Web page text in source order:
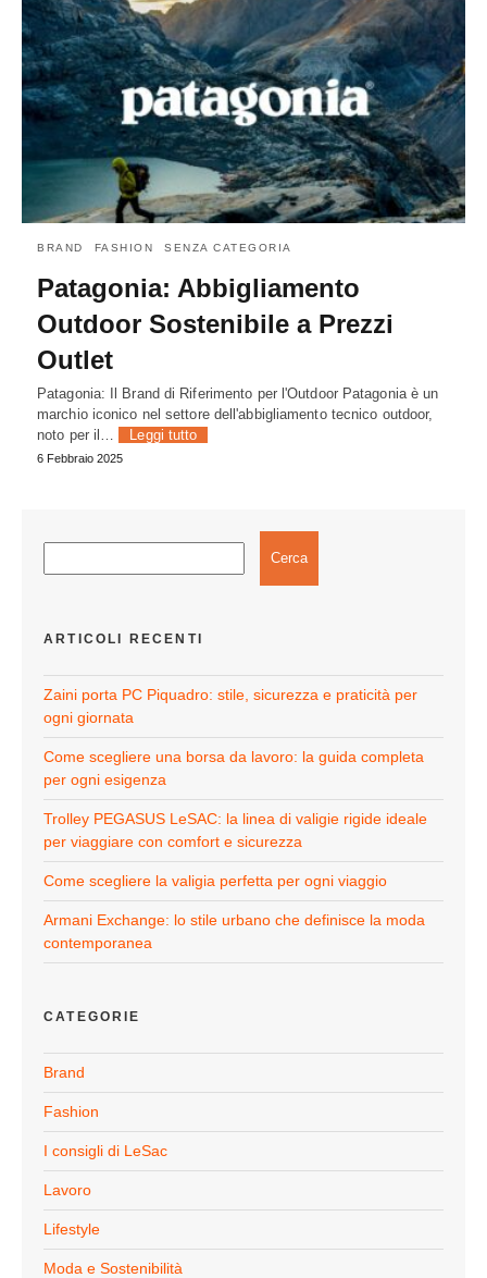
BRAND FASHION SENZA CATEGORIA
Patagonia: Abbigliamento
Outdoor Sostenibile a Prezzi
Outlet
Patagonia: Il Brand di Riferimento per l'Outdoor Patagonia è un
marchio iconico nel settore dell'abbigliamento tecnico outdoor,
noto per il…
Leggi tutto
6 Febbraio 2025
Cerca
ARTICOLI RECENTI
Zaini porta PC Piquadro: stile, sicurezza e praticità per
ogni giornata
Come scegliere una borsa da lavoro: la guida completa
per ogni esigenza
Trolley PEGASUS LeSAC: la linea di valigie rigide ideale
per viaggiare con comfort e sicurezza
Come scegliere la valigia perfetta per ogni viaggio
Armani Exchange: lo stile urbano che definisce la moda
contemporanea
CATEGORIE
Brand
Fashion
I consigli di LeSac
Lavoro
Lifestyle
Moda e Sostenibilità